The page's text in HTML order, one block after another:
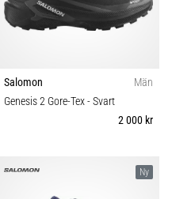
Salomon
Män
Genesis 2 Gore-Tex- Svart
2 000 kr
Ny